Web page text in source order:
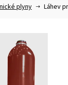
plyny Láhev